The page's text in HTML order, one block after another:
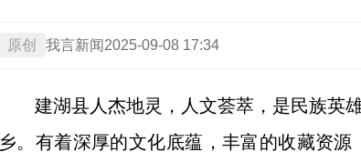
原创 我言新闻 2025-09-08 17:34
建湖县人杰地灵，人文荟萃，是民族英
乡。有着深厚的文化底蕴，丰富的收藏资